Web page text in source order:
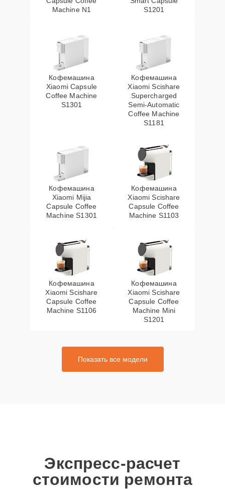
Machine N1
S1201
Кофемашина
Xiaomi Capsule
Coffee Machine
S1301
Кофемашина
Xiaomi Scishare
Supercharged
Semi‑Automatic
Coffee Machine
S1181
Кофемашина
Xiaomi Mijia
Capsule Coffee
Machine S1301
Кофемашина
Xiaomi Scishare
Capsule Coffee
Machine S1103
Кофемашина
Xiaomi Scishare
Capsule Coffee
Machine S1106
Кофемашина
Xiaomi Scishare
Capsule Coffee
Machine Mini
S1201
Показать все модели
Экспресс-расчет
стоимости ремонта